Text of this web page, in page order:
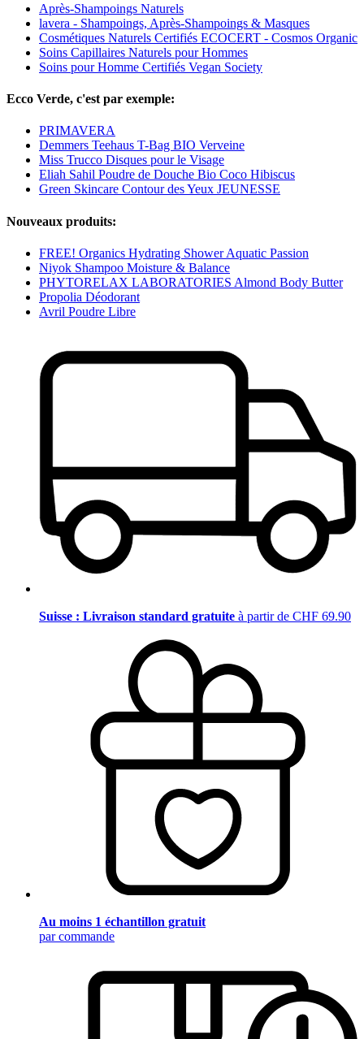
Après-Shampoings Naturels
lavera - Shampoings, Après-Shampoings & Masques
Cosmétiques Naturels Certifiés ECOCERT - Cosmos Organic
Soins Capillaires Naturels pour Hommes
Soins pour Homme Certifiés Vegan Society
Ecco Verde, c'est par exemple:
PRIMAVERA
Demmers Teehaus T-Bag BIO Verveine
Miss Trucco Disques pour le Visage
Eliah Sahil Poudre de Douche Bio Coco Hibiscus
Green Skincare Contour des Yeux JEUNESSE
Nouveaux produits:
FREE! Organics Hydrating Shower Aquatic Passion
Niyok Shampoo Moisture & Balance
PHYTORELAX LABORATORIES Almond Body Butter
Propolia Déodorant
Avril Poudre Libre
Suisse : Livraison standard gratuite à partir de CHF 69.90
Au moins 1 échantillon gratuit
par commande